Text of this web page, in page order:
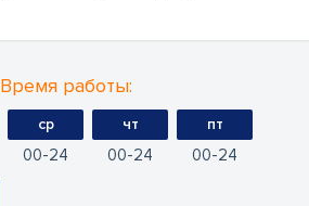
Время работы:
ср
00 24
чт
00 24
пт
00 24